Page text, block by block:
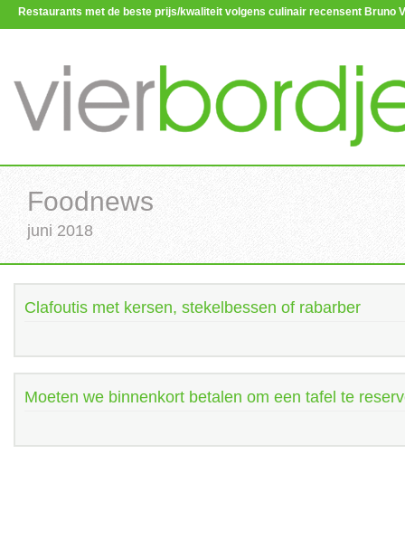
Restaurants met de beste prijs/kwaliteit volgens culinair recensent Bruno
Foodnews
juni 2018
Clafoutis met kersen, stekelbessen of rabarber
Moeten we binnenkort betalen om een tafel te